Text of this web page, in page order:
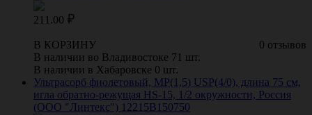
211.00
0 отзывов
В КОРЗИНУ
В наличии во Владивостоке 71 шт.
В наличии в Хабаровске 0 шт.
Ультрасорб фиолетовый, МР(1,5) USP(4/0), длина 75 см,
игла обратно-режущая HS-15, 1/2 окружности, Россия
(ООО "Линтекс") 12215B150750